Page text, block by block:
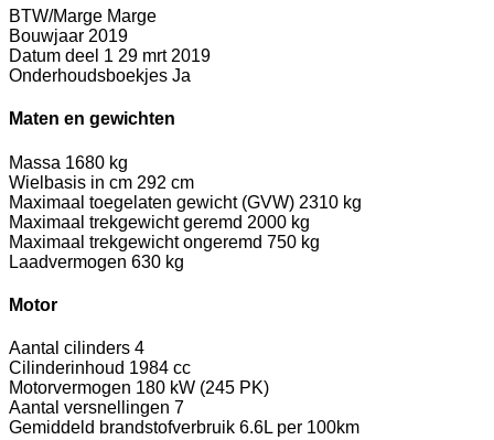
BTW/Marge Marge
Bouwjaar 2019
Datum deel 1 29 mrt 2019
Onderhoudsboekjes Ja
Maten en gewichten
Massa 1680 kg
Wielbasis in cm 292 cm
Maximaal toegelaten gewicht (GVW) 2310 kg
Maximaal trekgewicht geremd 2000 kg
Maximaal trekgewicht ongeremd 750 kg
Laadvermogen 630 kg
Motor
Aantal cilinders 4
Cilinderinhoud 1984 cc
Motorvermogen 180 kW (245 PK)
Aantal versnellingen 7
Gemiddeld brandstofverbruik 6.6L per 100km